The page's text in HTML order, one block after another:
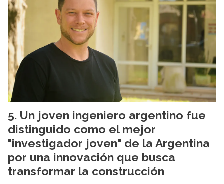
Un joven ingeniero argentino fue
distinguido como el mejor
"investigador joven" de la Argentina
por una innovación que busca
transformar la construcción